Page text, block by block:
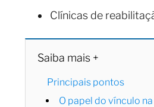
Clínicas de
Saiba mais +
Principais pontos
O papel do vínculo